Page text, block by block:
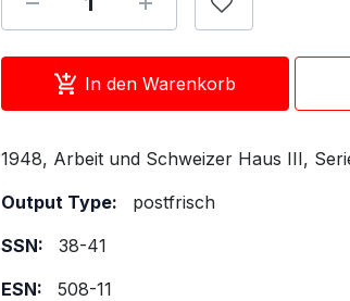
In den Warenkorb
1948, Arbeit und Schweizer Haus III,
Output Type:
postfrisch
SSN:
38-41
ESN:
508-11